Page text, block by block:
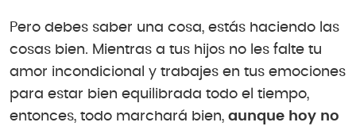
Pero debes saber una cosa, estás haciendo las
cosas bien. Mientras a tus hijos no les falte tu
amor incondicional y trabajes en tus emociones
para estar bien equilibrada todo el tiempo,
entonces, todo marchará bien, aunque hoy no